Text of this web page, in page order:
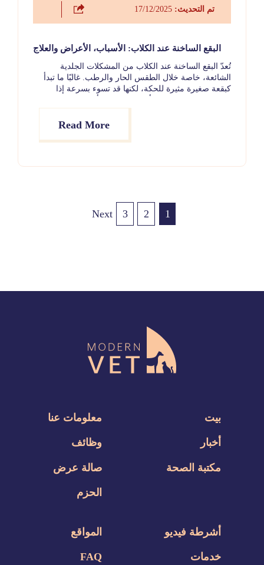
تم التحديث:
البقع الساخنة عند الكلاب: الأسباب، الأعراض والعلاج
تُعدّ البقع الساخنة عند الكلاب من المشكلات الجلدية
الشائعة، خاصة خلال الطقس الحار والرطب. غالبًا ما تبدأ
كبقعة صغيرة مثيرة للحكة، لكنها قد تسوء بسرعة إذا
يكون مقلقًا، إلا أنها عادةً ما تكون سهلة العلاج عند توفير
الرعاية المناسبة. يمكن أن تُصيب أي كلب، لكنها أكثر
Read More
1
2
3
Next
بيت
أخبار
مكتبة الصحة
معلومات عنا
وظائف
صالة عرض
الحزم
أشرطة فيديو
خدمات
المواقع
FAQ